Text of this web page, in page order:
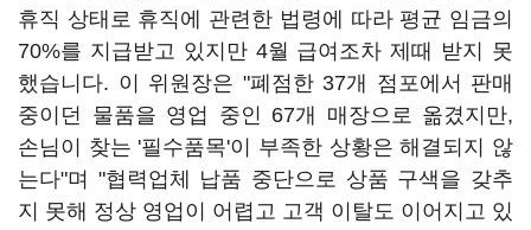
휴직 상태로 휴직에 관련한 법령에 따라 평균 임금의
70%를 지급받고 있지만 4월 급여조차 제때 받지 못
했습니다. 이 위원장은 "폐점한 37개 점포에서 판매
중이던 물품을 영업 중인 67개 매장으로 옮겼지만,
손님이 찾는 '필수품목'이 부족한 상황은 해결되지 않
는다"며 "협력업체 납품 중단으로 상품 구색을 갖추
지 못해 정상 영업이 어렵고 고객 이탈도 이어지고 있